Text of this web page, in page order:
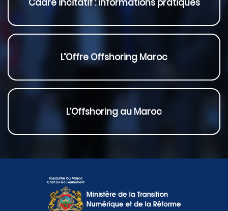
Cadre incitatif : informations pratiques
L’Offre Offshoring Maroc
L’Offshoring au Maroc